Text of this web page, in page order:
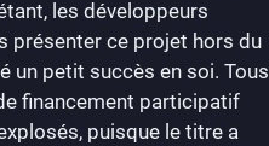
les développeurs
présenter ce projet hors du
un petit succès en soi. Tous
financement participatif
puisque le titre a